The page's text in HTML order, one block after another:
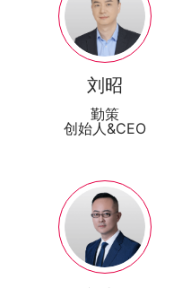
刘昭
勤策
创始人&CEO